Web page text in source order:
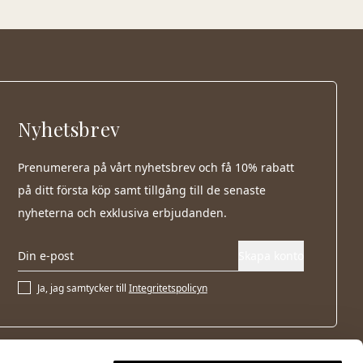
Nyhetsbrev
Prenumerera på vårt nyhetsbrev och få 10% rabatt
på ditt första köp samt tillgång till de senaste
nyheterna och exklusiva erbjudanden.
Ja, jag samtycker till Integritetspolicyn